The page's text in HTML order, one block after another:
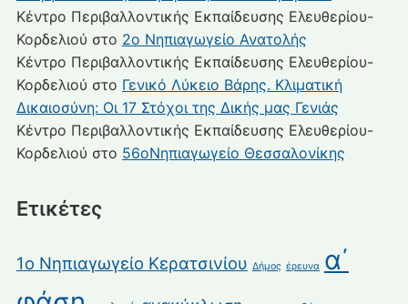
Κέντρο Περιβαλλοντικής Εκπαίδευσης Ελευθερίου-
Κορδελιού στο 2ο Νηπιαγωγείο Ανατολής
Κέντρο Περιβαλλοντικής Εκπαίδευσης Ελευθερίου-
Κορδελιού στο Γενικό Λύκειο Βάρης. Κλιματική
Δικαιοσύνη: Οι 17 Στόχοι της Δικής μας Γενιάς
Κέντρο Περιβαλλοντικής Εκπαίδευσης Ελευθερίου-
Κορδελιού στο 56οΝηπιαγωγείο Θεσσαλονίκης
Ετικέτες
1ο Νηπιαγωγείο Κερατσινίου Δήμος έρευνα α΄